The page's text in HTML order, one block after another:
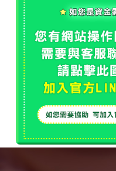
劃，了解管道、利率、風險與資
求又保障財務安全。適當的小
讓個人或家庭更有彈性地安排生
從日常到創業：桃園
2025-09-12
在桃園這個經濟與生活都快速
缺的情況。無論是日常生活開
借錢成為一種靈活的資金調度
評估與資金管理技巧，能讓居民
財務安全。